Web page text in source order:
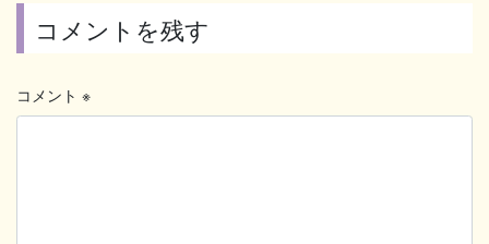
コメントを残す
コメント ※